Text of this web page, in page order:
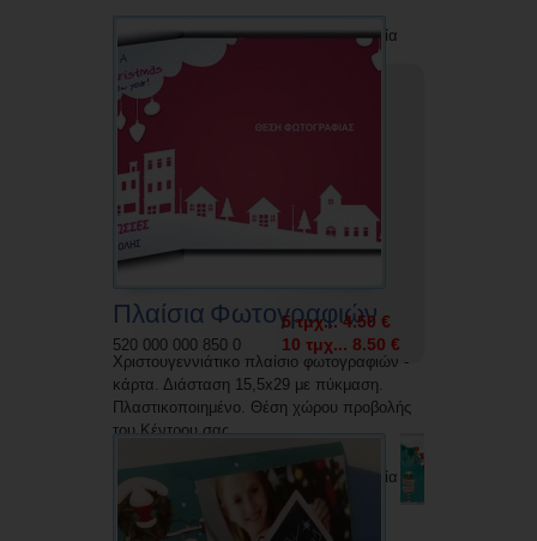
Δυνατότητα εκτύπωσης με την επωνυμία
σας.
Πλαίσια Φωτογραφιών
Χριστουγεννιάτικο πλαίσιο φωτογραφιών -
κάρτα. Διάσταση 15,5x29 με πύκμαση.
Πλαστικοποιημένο. Θέση χώρου προβολής
του Κέντρου σας.
Δυνατότητα εκτύπωσης με την επωνυμία
σας.
5 τμχ... 4.50 €
10 τμχ... 8.50 €
520 000 000 850 0